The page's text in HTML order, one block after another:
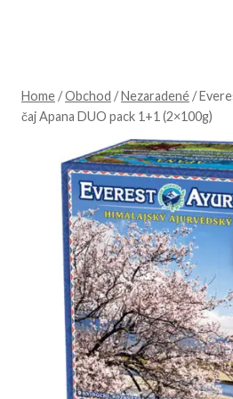
Home /Obchod /Nezaradené /
čaj Apana DUO pack 1+1 (2×100g)